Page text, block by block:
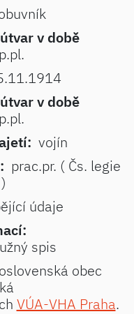
v době
v době
vojín
prac.pr. ( Čs. legie
údaje
spis
obec
VÚA-VHA Praha.